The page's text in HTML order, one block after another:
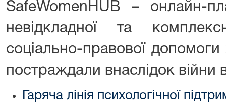
SafeWomenHUB – онлайн-
невідкладної та
соціально-правової допомоги
постраждали внаслідок війни
Гаряча лінія психологічної